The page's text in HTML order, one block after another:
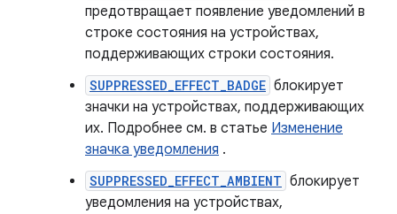
предотвращает появление уведомлений в
строке состояния на устройствах,
поддерживающих строки состояния.
SUPPRESSED_EFFECT_BADGE блокирует
значки на устройствах, поддерживающих
их. Подробнее см. в статье Изменение
значка уведомления .
SUPPRESSED_EFFECT_AMBIENT блокирует
уведомления на устройствах,